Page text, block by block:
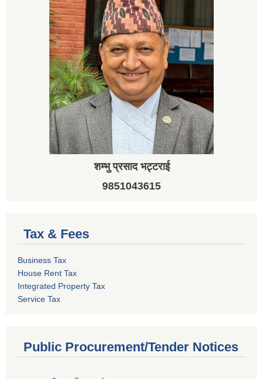
शम्भु प्रसाद भट्टराई
9851043615
Tax & Fees
Business Tax
House Rent Tax
Integrated Property Tax
Service Tax
Public Procurement/Tender Notices